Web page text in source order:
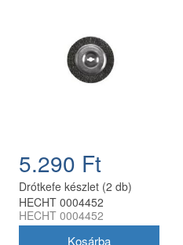
5.290 Ft
Drótkefe készlet (2 db)
HECHT 0004452
fugatisztítóhoz
HECHT 0004452